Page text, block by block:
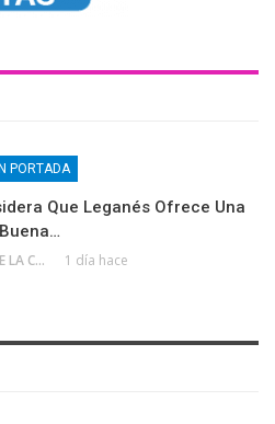
PORTADA
Que Leganés Ofrece Una
Buena…
AL CABO DE LA CALLE 1 día hace